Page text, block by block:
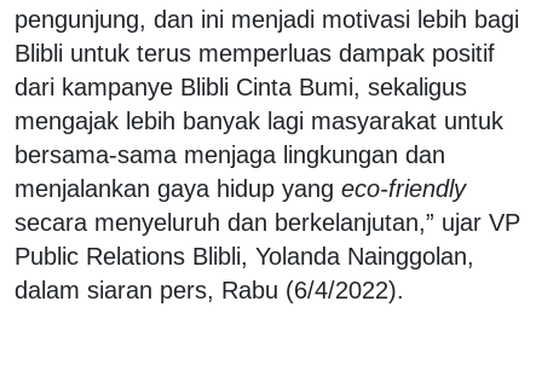
pengunjung, dan ini menjadi motivasi lebih bagi
Blibli untuk terus memperluas dampak positif
dari kampanye Blibli Cinta Bumi, sekaligus
mengajak lebih banyak lagi masyarakat untuk
bersama-sama menjaga lingkungan dan
menjalankan gaya hidup yang eco-friendly
secara menyeluruh dan berkelanjutan,” ujar VP
Public Relations Blibli, Yolanda Nainggolan,
dalam siaran pers, Rabu (6/4/2022).